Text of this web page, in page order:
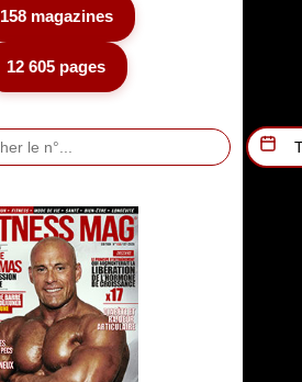
158 magazines
12 605 pages